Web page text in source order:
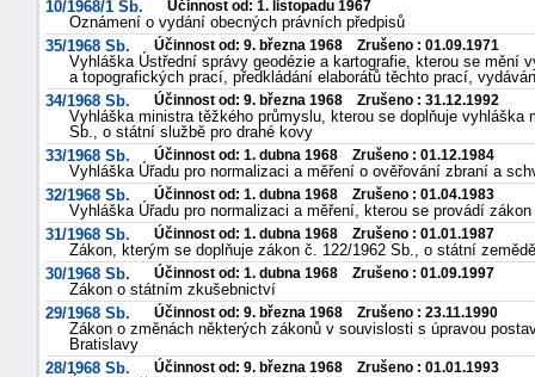
10/1968/1 Sb.
Účinnost od: 1. listopadu 1967
Oznámení o vydání obecných právních předpisů
35/1968 Sb.
Účinnost od: 9. března 1968 Zrušeno : 01.09.1971
Vyhláška Ústřední správy geodézie a kartografie, kterou se mění
a topografických prací, předkládání elaborátů těchto prací,
34/1968 Sb.
Účinnost od: 9. března 1968 Zrušeno : 31.12.1992
Vyhláška ministra těžkého průmyslu, kterou se doplňuje vyhláška
Sb., o státní službě pro drahé kovy
33/1968 Sb.
Účinnost od: 1. dubna 1968 Zrušeno : 01.12.1984
Vyhláška Úřadu pro normalizaci a měření o ověřování zbraní a
32/1968 Sb.
Účinnost od: 1. dubna 1968 Zrušeno : 01.04.1983
Vyhláška Úřadu pro normalizaci a měření, kterou se provádí
31/1968 Sb.
Účinnost od: 1. dubna 1968 Zrušeno : 01.01.1987
Zákon, kterým se doplňuje zákon č. 122/1962 Sb., o státní
30/1968 Sb.
Účinnost od: 1. dubna 1968 Zrušeno : 01.09.1997
Zákon o státním zkušebnictví
29/1968 Sb.
Účinnost od: 9. března 1968 Zrušeno : 23.11.1990
Zákon o změnách některých zákonů v souvislosti s úpravou
Bratislavy
28/1968 Sb.
Účinnost od: 9. března 1968 Zrušeno : 01.01.1993